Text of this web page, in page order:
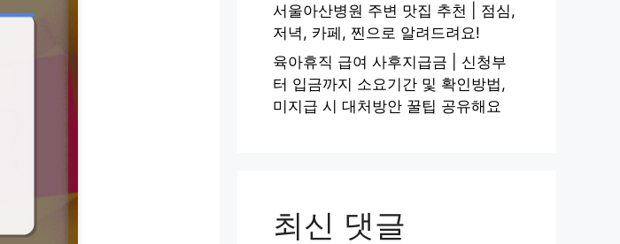
서울아산병원 주변 맛집 추천 | 점심,
저녁, 카페, 찐으로 알려드려요!
육아휴직 급여 사후지급금 | 신청부
터 입금까지 소요기간 및 확인방법,
미지급 시 대처방안 꿀팁 공유해요
최신 댓글